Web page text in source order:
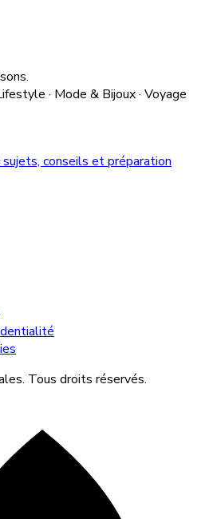
· Mode & Bijoux · Voyage
conseils et préparation
Tous droits réservés.